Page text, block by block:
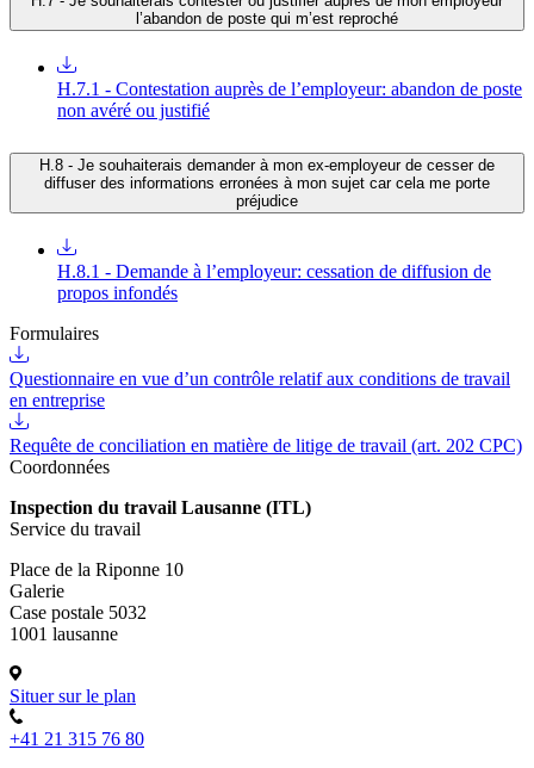
l’abandon de poste qui m’est reproché
H.7.1 - Contestation auprès de l’employeur: abandon de poste
non avéré ou justifié
H.8 - Je souhaiterais demander à mon ex-employeur de cesser de
diffuser des informations erronées à mon sujet car cela me porte
préjudice
H.8.1 - Demande à l’employeur: cessation de diffusion de
propos infondés
Formulaires
Questionnaire en vue d’un contrôle relatif aux conditions de travail
en entreprise
Requête de conciliation en matière de litige de travail (art. 202 CPC)
Coordonnées
Inspection du travail Lausanne (ITL)
Service du travail
Place de la Riponne 10
Galerie
Case postale 5032
1001 lausanne
Situer sur le plan
+41 21 315 76 80